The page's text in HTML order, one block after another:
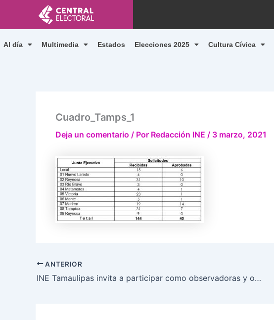
contenido
Al día Multimedia Estados Elecciones 2025 Cultura Cívica
Cuadro_Tamps_1
Deja un comentario / Por Redacción INE / 3 marzo, 2021
ANTERIOR
INE Tamaulipas invita a participar como observadoras y observadores electorales en la elección del 6 de junio